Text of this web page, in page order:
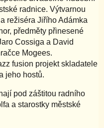
radnice. Výtvarnou
režiséra Jiřího Adámka
předměty přinesené
Cossiga a David
Mogees.
fusion projekt skladatele
jeho hostů.
pod záštitou radního
a starostky městské